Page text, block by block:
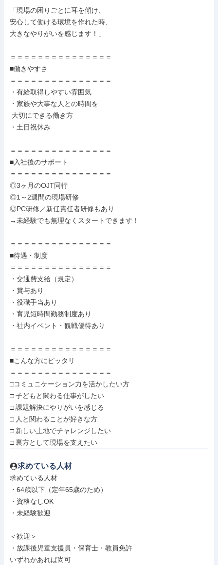
「現場の困りごとに耳を傾け、
安心して働ける環境を作れた時、
大きなやりがいを感じます！」
＝＝＝＝＝＝＝＝＝＝＝＝＝＝＝
■働きやすさ
＝＝＝＝＝＝＝＝＝＝＝＝＝＝＝
・有給取得しやすい雰囲気
・家族や大事な人との時間を
・土日祝休み
＝＝＝＝＝＝＝＝＝＝＝＝＝＝＝
■入社後のサポート
＝＝＝＝＝＝＝＝＝＝＝＝＝＝＝
◎3ヶ月のOJT同行
◎1～2週間の現場研修
◎PC研修／新任責任者研修もあり
→未経験でも無理なくスタートできます！
＝＝＝＝＝＝＝＝＝＝＝＝＝＝＝
■待遇・制度
＝＝＝＝＝＝＝＝＝＝＝＝＝＝＝
・交通費支給（規定）
・賞与あり
・役職手当あり
・育児短時間勤務制度あり
・社内イベント・観戦優待あり
＝＝＝＝＝＝＝＝＝＝＝＝＝＝＝
■こんな方にピッタリ
＝＝＝＝＝＝＝＝＝＝＝＝＝＝＝
□コミュニケーション力を活かしたい方
□ 子どもと関わる仕事がしたい
□ 課題解決にやりがいを感じる
□ 人と関わることが好きな方
□ 新しい土地でチャレンジしたい
□ 裏方として現場を支えたい
求めている人材
求めている人材
・64歳以下（定年65歳のため）
・資格なしOK
・未経験歓迎
＜歓迎＞
・放課後児童支援員・保育士・教員免許
いずれかあれば尚可